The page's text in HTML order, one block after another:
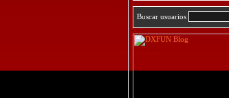
Buscar usuarios